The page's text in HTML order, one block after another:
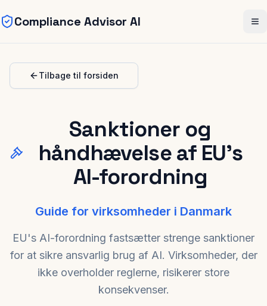
Skip to main content
Compliance Advisor AI
Tilbage til forsiden
Sanktioner og
håndhævelse af EU's
AI-forordning
Guide for virksomheder i Danmark
EU's AI-forordning fastsætter strenge sanktioner
for at sikre ansvarlig brug af AI. Virksomheder, der
ikke overholder reglerne, risikerer store
konsekvenser.